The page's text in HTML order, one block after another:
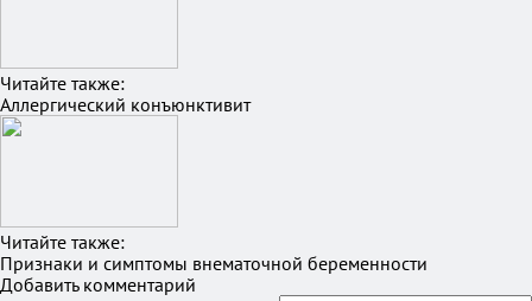
Читайте также:
Аллергический конъюнктивит
Читайте также:
Признаки и симптомы внематочной беременности
Добавить комментарий